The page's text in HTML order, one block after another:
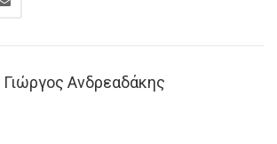
Γιώργος Ανδρεαδάκης